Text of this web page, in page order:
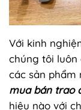
Với kinh
chúng tôi
các sản phẩm
mua bán trao
hiệu nào với